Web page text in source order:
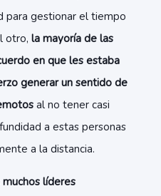
para gestionar el tiempo
otro, la mayoría de las
en que les estaba
generar un sentido de
al no tener casi
a estas personas
a la distancia.
líderes